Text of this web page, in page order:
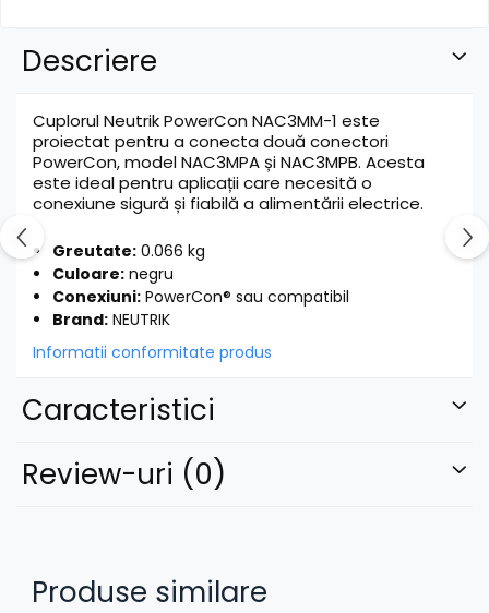
Descriere
Cuplorul Neutrik PowerCon NAC3MM-1 este
proiectat pentru a conecta două conectori
PowerCon, model NAC3MPA și NAC3MPB. Acesta
este ideal pentru aplicații care necesită o
conexiune sigură și fiabilă a alimentării electrice.
Greutate: 0.066 kg
Culoare: negru
Conexiuni: PowerCon® sau compatibil
Brand: NEUTRIK
Informatii conformitate produs
Caracteristici
Review-uri (0)
Produse similare